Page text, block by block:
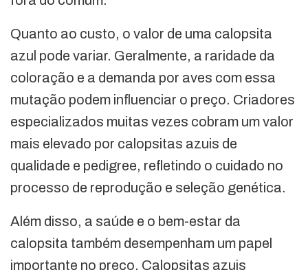
Quanto ao custo, o valor de uma calopsita
azul pode variar. Geralmente, a raridade da
coloração e a demanda por aves com essa
mutação podem influenciar o preço. Criadores
especializados muitas vezes cobram um valor
mais elevado por calopsitas azuis de
qualidade e pedigree, refletindo o cuidado no
processo de reprodução e seleção genética.
Além disso, a saúde e o bem-estar da
calopsita também desempenham um papel
importante no preço. Calopsitas azuis